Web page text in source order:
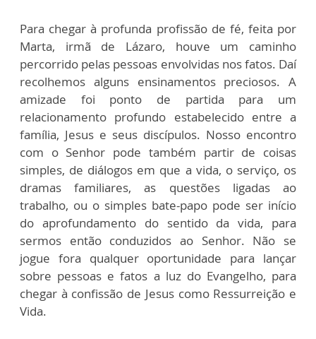
Para chegar à profunda profissão de fé, feita por
Marta, irmã de Lázaro, houve um caminho
percorrido pelas pessoas envolvidas nos fatos. Daí
recolhemos alguns ensinamentos preciosos. A
amizade foi ponto de partida para um
relacionamento profundo estabelecido entre a
família, Jesus e seus discípulos. Nosso encontro
com o Senhor pode também partir de coisas
simples, de diálogos em que a vida, o serviço, os
dramas familiares, as questões ligadas ao
trabalho, ou o simples bate-papo pode ser início
do aprofundamento do sentido da vida, para
sermos então conduzidos ao Senhor. Não se
jogue fora qualquer oportunidade para lançar
sobre pessoas e fatos a luz do Evangelho, para
chegar à confissão de Jesus como Ressurreição e
Vida.